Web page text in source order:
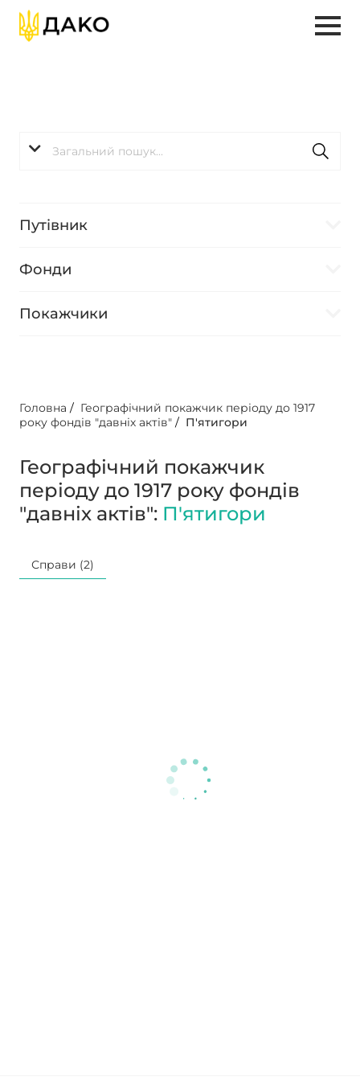
Путівник
Фонди
Покажчики
Головна / Географічний покажчик періоду до 1917
року фондів "давніх актів" / П'ятигори
Географічний покажчик
періоду до 1917 року фондів
"давніх актів": П'ятигори
Справи (2)